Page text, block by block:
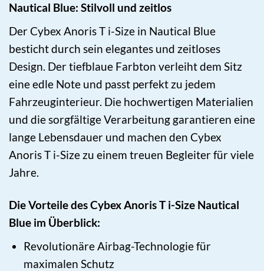
Nautical Blue: Stilvoll und zeitlos
Der Cybex Anoris T i-Size in Nautical Blue
besticht durch sein elegantes und zeitloses
Design. Der tiefblaue Farbton verleiht dem Sitz
eine edle Note und passt perfekt zu jedem
Fahrzeuginterieur. Die hochwertigen Materialien
und die sorgfältige Verarbeitung garantieren eine
lange Lebensdauer und machen den Cybex
Anoris T i-Size zu einem treuen Begleiter für viele
Jahre.
Die Vorteile des Cybex Anoris T i-Size Nautical
Blue im Überblick:
Revolutionäre Airbag-Technologie für
maximalen Schutz